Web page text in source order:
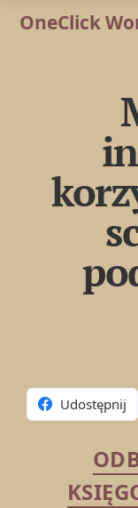
OneClick
Udostępnij